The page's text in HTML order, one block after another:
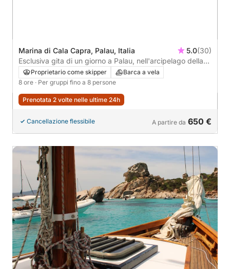
Marina di Cala Capra, Palau, Italia 5.0(30)
Esclusiva gita di un giorno a Palau, nell'arcipelago della
Maddalena.
Proprietario come skipper
Barca a vela
8 ore · Per gruppi fino a 8 persone
Prenotata 2 volte nelle ultime 24h
Cancellazione flessibile A partire da 650 €